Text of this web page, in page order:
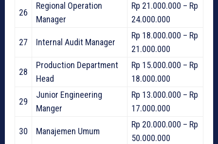
26
Regional Operation
Manager
Rp 21.000.000 – Rp
24.000.000
27 Internal Audit Manager
Rp 18.000.000 – Rp
21.000.000
28
Production Department
Head
Rp 15.000.000 – Rp
18.000.000
29
Junior Engineering
Manger
Rp 13.000.000 – Rp
17.000.000
30 Manajemen Umum
Rp 20.000.000 – Rp
50.000.000